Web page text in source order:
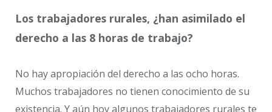
Los trabajadores rurales, ¿han asimilado el
derecho a las 8 horas de trabajo?
No hay apropiación del derecho a las ocho horas.
Muchos trabajadores no tienen conocimiento de su
existencia. Y aún hoy algunos trabajadores rurales te